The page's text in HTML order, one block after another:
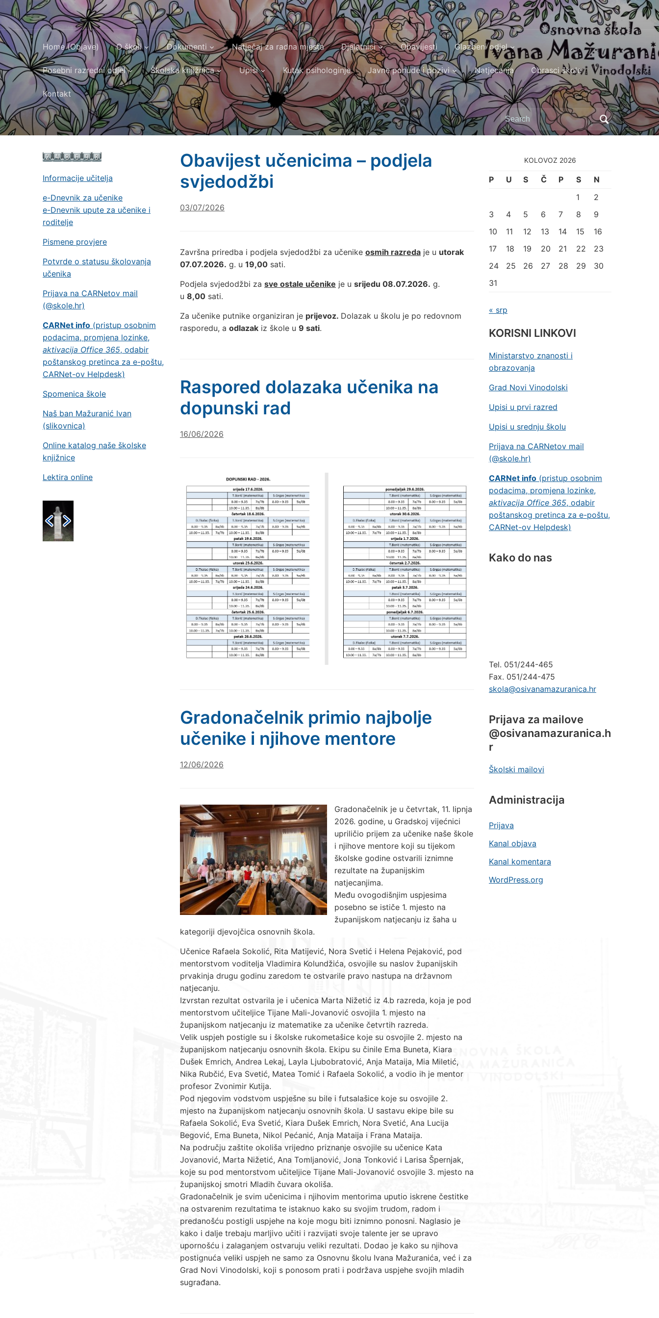
Home (Objave) O školi Dokumenti Natječaj za radna mjesta Djelatnici Obavijesti Glazbeni odjel
Posebni razredni odjel Školska knjižnica Upisi Kutak psihologinje Javne ponude i pozivi Natjecanja Obrasci škole
Kontakt
Search
for:
Informacije učitelja
e-Dnevnik za učenike
e-Dnevnik upute za učenike i
roditelje
Pismene provjere
Potvrde o statusu školovanja
učenika
Prijava na CARNetov mail
(@skole.hr)
CARNet info (pristup osobnim
podacima, promjena lozinke,
aktivacija Office 365, odabir
poštanskog pretinca za e-poštu,
CARNet-ov Helpdesk)
Spomenica škole
Naš ban Mažuranić Ivan
(slikovnica)
Online katalog naše školske
knjižnice
Lektira online
Obavijest učenicima – podjela
svjedodžbi
03/07/2026
Završna priredba i podjela svjedodžbi za učenike osmih razreda je u utorak
07.07.2026. g. u 19,00 sati.
Podjela svjedodžbi za sve ostale učenike je u srijedu 08.07.2026. g.
u 8,00 sati.
Za učenike putnike organiziran je prijevoz. Dolazak u školu je po redovnom
rasporedu, a odlazak iz škole u 9 sati.
Raspored dolazaka učenika na
dopunski rad
16/06/2026
Gradonačelnik primio najbolje
učenike i njihove mentore
12/06/2026
Gradonačelnik je u četvrtak, 11. lipnja
2026. godine, u Gradskoj vijećnici
upriličio prijem za učenike naše škole
i njihove mentore koji su tijekom
školske godine ostvarili iznimne
rezultate na županijskim
natjecanjima.
Među ovogodišnjim uspjesima
posebno se ističe 1. mjesto na
županijskom natjecanju iz šaha u
kategoriji djevojčica osnovnih škola.
Učenice Rafaela Sokolić, Rita Matijević, Nora Svetić i Helena Pejaković, pod
mentorstvom voditelja Vladimira Kolundžića, osvojile su naslov županijskih
prvakinja drugu godinu zaredom te ostvarile pravo nastupa na državnom
natjecanju.
Izvrstan rezultat ostvarila je i učenica Marta Nižetić iz 4.b razreda, koja je pod
mentorstvom učiteljice Tijane Mali-Jovanović osvojila 1. mjesto na
županijskom natjecanju iz matematike za učenike četvrtih razreda.
Velik uspjeh postigle su i školske rukometašice koje su osvojile 2. mjesto na
županijskom natjecanju osnovnih škola. Ekipu su činile Ema Buneta, Kiara
Dušek Emrich, Andrea Lekaj, Layla Ljubobratović, Anja Mataija, Mia Miletić,
Nika Rubčić, Eva Svetić, Matea Tomić i Rafaela Sokolić, a vodio ih je mentor
profesor Zvonimir Kutija.
Pod njegovim vodstvom uspješne su bile i futsalašice koje su osvojile 2.
mjesto na županijskom natjecanju osnovnih škola. U sastavu ekipe bile su
Rafaela Sokolić, Eva Svetić, Kiara Dušek Emrich, Nora Svetić, Ana Lucija
Begović, Ema Buneta, Nikol Pećanić, Anja Mataija i Frana Mataija.
Na području zaštite okoliša vrijedno priznanje osvojile su učenice Kata
Jovanović, Marta Nižetić, Ana Tomljanović, Jona Tonković i Larisa Špernjak,
koje su pod mentorstvom učiteljice Tijane Mali-Jovanović osvojile 3. mjesto na
županijskoj smotri Mladih čuvara okoliša.
Gradonačelnik je svim učenicima i njihovim mentorima uputio iskrene čestitke
na ostvarenim rezultatima te istaknuo kako su svojim trudom, radom i
predanošću postigli uspjehe na koje mogu biti iznimno ponosni. Naglasio je
kako i dalje trebaju marljivo učiti i razvijati svoje talente jer se upravo
upornošću i zalaganjem ostvaruju veliki rezultati. Dodao je kako su njihova
postignuća veliki uspjeh ne samo za Osnovnu školu Ivana Mažuranića, već i za
Grad Novi Vinodolski, koji s ponosom prati i podržava uspjehe svojih mladih
sugrađana.
KOLOVOZ 2026
P U S Č P S
N
1
2
3
4 5 6 7 8
9
10
11 12 13 14 15
16
17
18 19 20 21 22
23
24
25 26 27 28 29
30
31
« srp
KORISNI LINKOVI
Ministarstvo znanosti i
obrazovanja
Grad Novi Vinodolski
Upisi u prvi razred
Upisi u srednju školu
Prijava na CARNetov mail
(@skole.hr)
CARNet info (pristup osobnim
podacima, promjena lozinke,
aktivacija Office 365, odabir
poštanskog pretinca za e-poštu,
CARNet-ov Helpdesk)
Kako do nas
Tel. 051/244-465
Fax. 051/244-475
skola@osivanamazuranica.hr
Prijava za mailove
@osivanamazuranica.h
r
Školski mailovi
Administracija
Prijava
Kanal objava
Kanal komentara
WordPress.org